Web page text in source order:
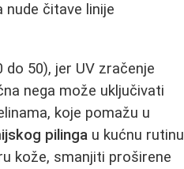
nude čitave linije
50), jer UV zračenje
nega može uključivati
koje pomažu u
pilinga u kućnu rutinu
kože, smanjiti proširene